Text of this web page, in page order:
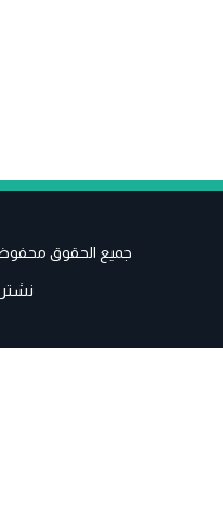
جميع الحقوق محفوظة